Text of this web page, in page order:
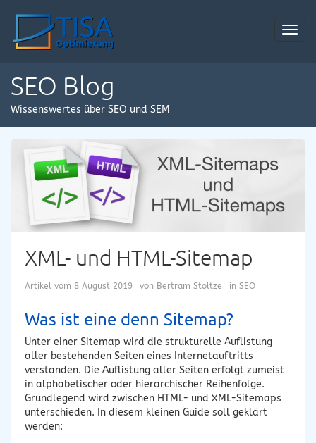
SEO Blog
Wissenswertes über SEO und SEM
XML- und HTML-Sitemap
Artikel vom 8 August 2019 von Bertram Stoltze in SEO
Was ist eine denn Sitemap?
Unter einer Sitemap wird die strukturelle Auflistung
aller bestehenden Seiten eines Internetauftritts
verstanden. Die Auflistung aller Seiten erfolgt zumeist
in alphabetischer oder hierarchischer Reihenfolge.
Grundlegend wird zwischen HTML- und XML-Sitemaps
unterschieden. In diesem kleinen Guide soll geklärt
werden: